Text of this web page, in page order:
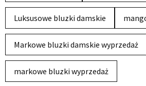
Luksusowe bluzki damskie
Markowe bluzki damskie wyprzedaż
markowe bluzki wyprzedaż